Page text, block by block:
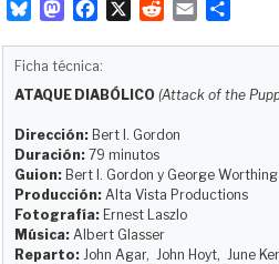
u
s
k
y
M
o
d
o
n
b
o
o
k
X
t
l
a
i
r
Ficha técnica:
ATAQUE DIABÓLICO (Attack of the
Dirección: Bert I. Gordon
Duración: 79 minutos
Guion: Bert I. Gordon y George
Producción: Alta Vista Productions
Fotografía: Ernest Laszlo
Música: Albert Glasser
Reparto: John Agar, John Hoyt, June